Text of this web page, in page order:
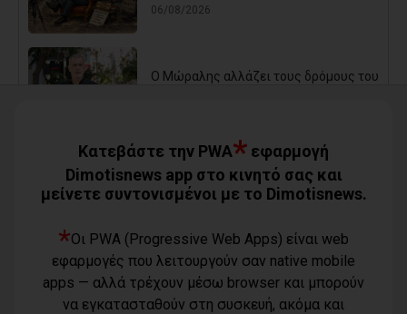
06/08/2026
Ο Μώραλης αλλάζει τους δρόμους του
Οι μηνύσεις που φέρνουν σε δύσκολη
θέση αιρετό των νοτίων προαστίων
06/08/2026
Τίγκα στα ξερά χόρτα ο Διόνυσος,
«άφαντη» η Δημοτική Αρχή
06/08/2026
Κατεβάστε την PWA* εφαρμογή
Dimotisnews app στο κινητό σας και
μείνετε συντονισμένοι με το Dimotisnews.
*Οι PWA (Progressive Web Apps) είναι web
εφαρμογές που λειτουργούν σαν native mobile
apps — αλλά τρέχουν μέσω browser και μπορούν
να εγκατασταθούν στη συσκευή, ακόμα και